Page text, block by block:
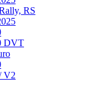
RS
DVT
V2